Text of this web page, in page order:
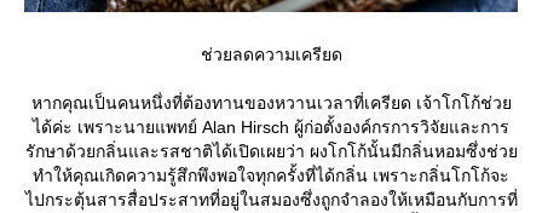
ช่วยลดความเครียด
หากคุณเป็นคนหนึ่งที่ต้องทานของหวานเวลาที่เครียด เจ้าโกโก้ช่ว
ได้ค่ะ เพราะนายแพทย์ Alan Hirsch ผู้ก่อตั้งองค์กรการวิจัยและการ
รักษาด้วยกลิ่นและรสชาติได้เปิดเผยว่า ผงโกโก้นั้นมีกลิ่นหอมซึ่งช่ว
ทำให้คุณเกิดความรู้สึกพึงพอใจทุกครั้งที่ได้กลิ่น เพราะกลิ่นโกโก้จะ
ไปกระตุ้นสารสื่อประสาทที่อยู่ในสมองซึ่งถูกจำลองให้เหมือนกับการที่